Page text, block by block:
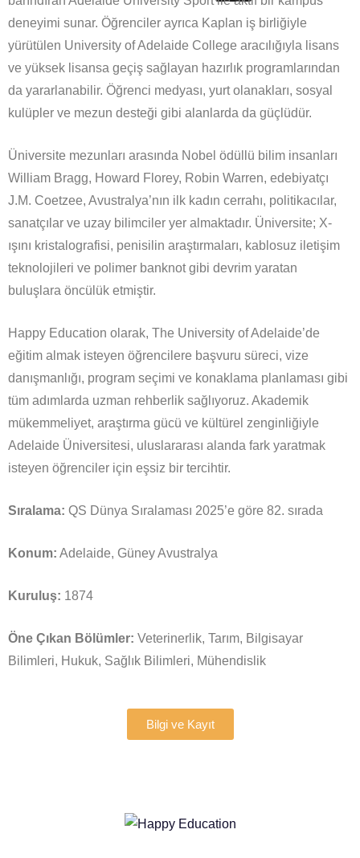
deneyimi sunar. Öğrenciler ayrıca Kaplan iş birliğiyle
yürütülen University of Adelaide College aracılığıyla lisans
ve yüksek lisansa geçiş sağlayan hazırlık programlarından
da yararlanabilir. Öğrenci medyası, yurt olanakları, sosyal
kulüpler ve mezun desteği gibi alanlarda da güçlüdür.
Üniversite mezunları arasında Nobel ödüllü bilim insanları
William Bragg, Howard Florey, Robin Warren, edebiyatçı
J.M. Coetzee, Avustralya’nın ilk kadın cerrahı, politikacılar,
sanatçılar ve uzay bilimciler yer almaktadır. Üniversite; X-
ışını kristalografisi, penisilin araştırmaları, kablosuz iletişim
teknolojileri ve polimer banknot gibi devrim yaratan
buluşlara öncülük etmiştir.
Happy Education olarak, The University of Adelaide’de
eğitim almak isteyen öğrencilere başvuru süreci, vize
danışmanlığı, program seçimi ve konaklama planlaması gibi
tüm adımlarda uzman rehberlik sağlıyoruz. Akademik
mükemmeliyet, araştırma gücü ve kültürel zenginliğiyle
Adelaide Üniversitesi, uluslararası alanda fark yaratmak
isteyen öğrenciler için eşsiz bir tercihtir.
Sıralama: QS Dünya Sıralaması 2025’e göre 82. sırada
Konum: Adelaide, Güney Avustralya
Kuruluş: 1874
Öne Çıkan Bölümler: Veterinerlik, Tarım, Bilgisayar
Bilimleri, Hukuk, Sağlık Bilimleri, Mühendislik
Bilgi ve Kayıt